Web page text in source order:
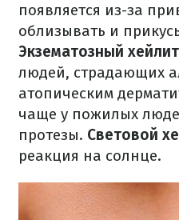
появляется из-за
облизывать и
Экзематозный хейлит
людей, страдающих
атопическим
чаще у пожилых
протезы. Световой
реакция на солнце.